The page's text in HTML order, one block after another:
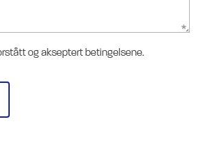
og akseptert betingelsene.